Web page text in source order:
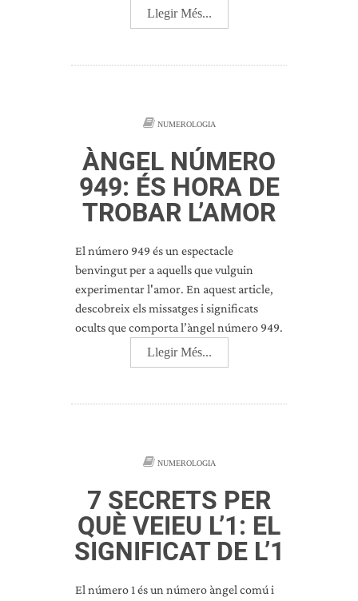
Llegir Més...
NUMEROLOGIA
ÀNGEL NÚMERO
949: ÉS HORA DE
TROBAR L’AMOR
El número 949 és un espectacle
benvingut per a aquells que vulguin
experimentar l'amor. En aquest article,
descobreix els missatges i significats
ocults que comporta l’àngel número 949.
Llegir Més...
NUMEROLOGIA
7 SECRETS PER
QUÈ VEIEU L’1: EL
SIGNIFICAT DE L’1
El número 1 és un número àngel comú i